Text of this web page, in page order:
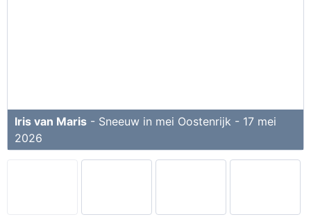
Iris van Maris - Sneeuw in mei Oostenrijk - 17 mei
2026